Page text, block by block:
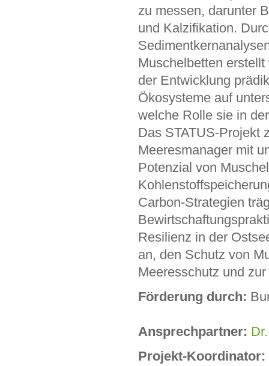
zu messen, darunter
und Kalzifikation.
Muschelbetten
der Entwicklung
Ökosysteme auf
welche Rolle sie in
Das STATUS-Projekt
Meeresmanager mit
Potenzial von
Carbon-Strategien
Resilienz in der
an, den Schutz von
Meeresschutz und
Förderung durch:
Ansprechpartner:
Projekt-Koordinator: